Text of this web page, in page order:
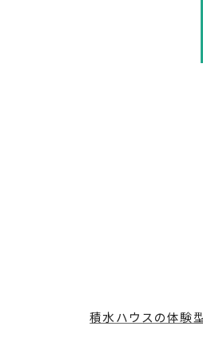
積水ハウスの体験